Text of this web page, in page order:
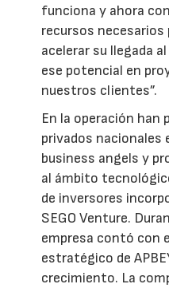
funciona y ahora
recursos
acelerar su llegada
ese potencial en
nuestros clientes”.
En la operación han
privados nacionales
business angels y
al ámbito
de inversores
SEGO Venture.
empresa contó con
estratégico de
crecimiento. La